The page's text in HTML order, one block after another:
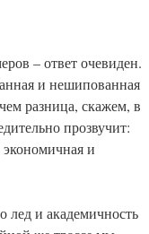
– ответ очевиден.
и нешипованная
разница, скажем, в
прозвучит:
экономичная и
лед и академичность